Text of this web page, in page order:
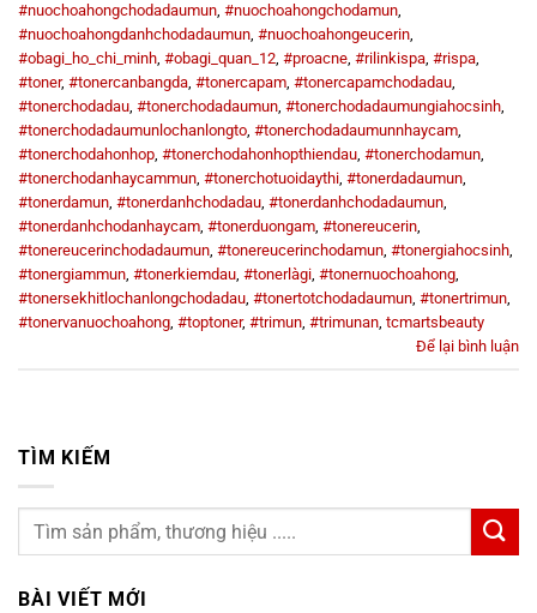
#nuochoahongchodadaumun, #nuochoahongchodamun,
#nuochoahongdanhchodadaumun, #nuochoahongeucerin,
#obagi_ho_chi_minh, #obagi_quan_12, #proacne, #rilinkispa, #rispa,
#toner, #tonercanbangda, #tonercapam, #tonercapamchodadau,
#tonerchodadau, #tonerchodadaumun, #tonerchodadaumungiahocsinh,
#tonerchodadaumunlochanlongto, #tonerchodadaumunnhaycam,
#tonerchodahonhop, #tonerchodahonhopthiendau, #tonerchodamun,
#tonerchodanhaycammun, #tonerchotuoidaythi, #tonerdadaumun,
#tonerdamun, #tonerdanhchodadau, #tonerdanhchodadaumun,
#tonerdanhchodanhaycam, #tonerduongam, #tonereucerin,
#tonereucerinchodadaumun, #tonereucerinchodamun, #tonergiahocsinh,
#tonergiammun, #tonerkiemdau, #tonerlàgi, #tonernuochoahong,
#tonersekhitlochanlongchodadau, #tonertotchodadaumun, #tonertrimun,
#tonervanuochoahong, #toptoner, #trimun, #trimunan, tcmartsbeauty
Để lại bình luận
TÌM KIẾM
BÀI VIẾT MỚI